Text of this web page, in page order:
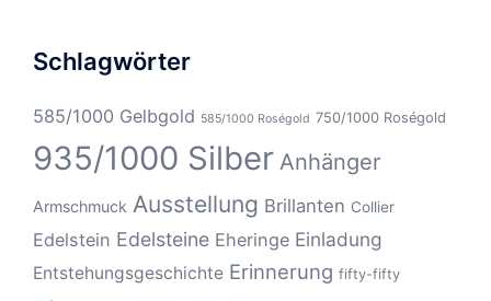
Schlagwörter
585/1000 Gelbgold 585/1000 Roségold 750/1000 Roségold
935/1000 Silber Anhänger
Armschmuck Ausstellung Brillanten Collier
Edelstein Edelsteine Eheringe Einladung
Entstehungsgeschichte Erinnerung fifty-fifty